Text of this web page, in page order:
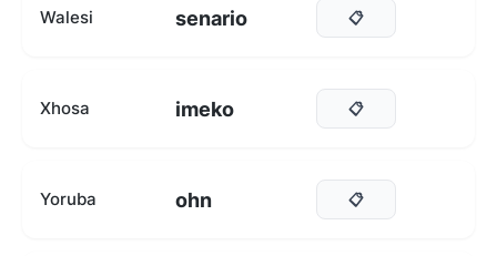
Walesi senario 📋
Xhosa imeko 📋
Yoruba ohn 📋